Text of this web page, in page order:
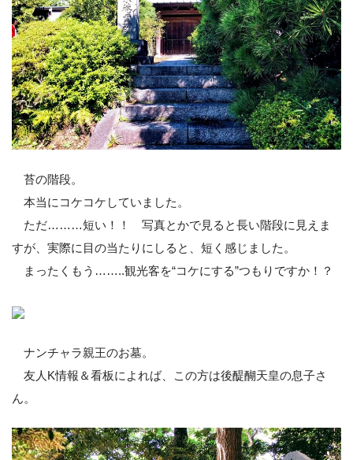
苔の階段。
本当にコケコケしていました。
ただ………短い！！ 写真とかで見ると長い階段に見えま
すが、実際に目の当たりにしると、短く感じました。
まったくもう……..観光客を“コケにする”つもりですか！？
ナンチャラ親王のお墓。
友人K情報＆看板によれば、この方は後醍醐天皇の息子さ
ん。